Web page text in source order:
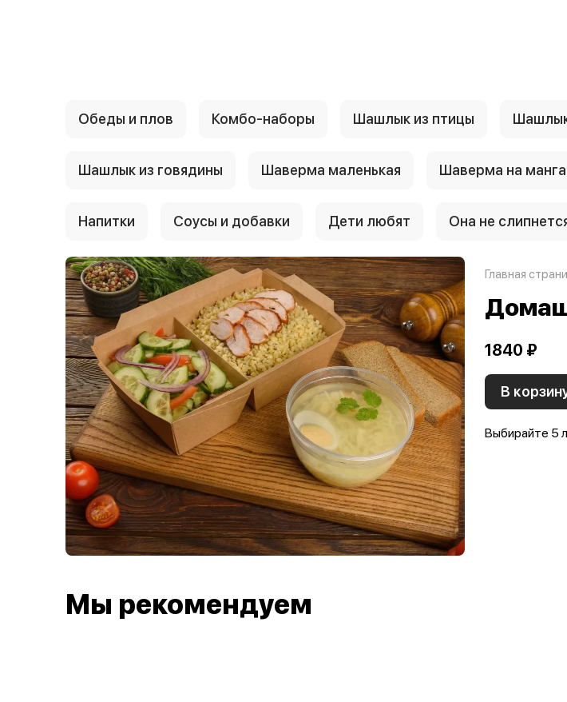
Обеды и плов Комбо-наборы Шашлык из птицы
Шашлык из говядины Шаверма маленькая Шаверма на
Напитки Соусы и добавки Дети любят Она не
Главная
1840 ₽
В
Выбирайте 5
Мы рекомендуем